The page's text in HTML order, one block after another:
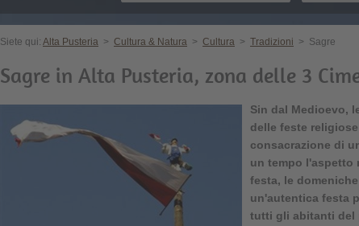
Siete qui: Alta Pusteria > Cultura & Natura > Cultura > Tradizioni > Sagre
Sagre in Alta Pusteria, zona delle 3
Sin dal Medioevo,
delle feste
consacrazione di
un tempo l'aspetto
festa, le
un'autentica festa
tutti gli abitanti del